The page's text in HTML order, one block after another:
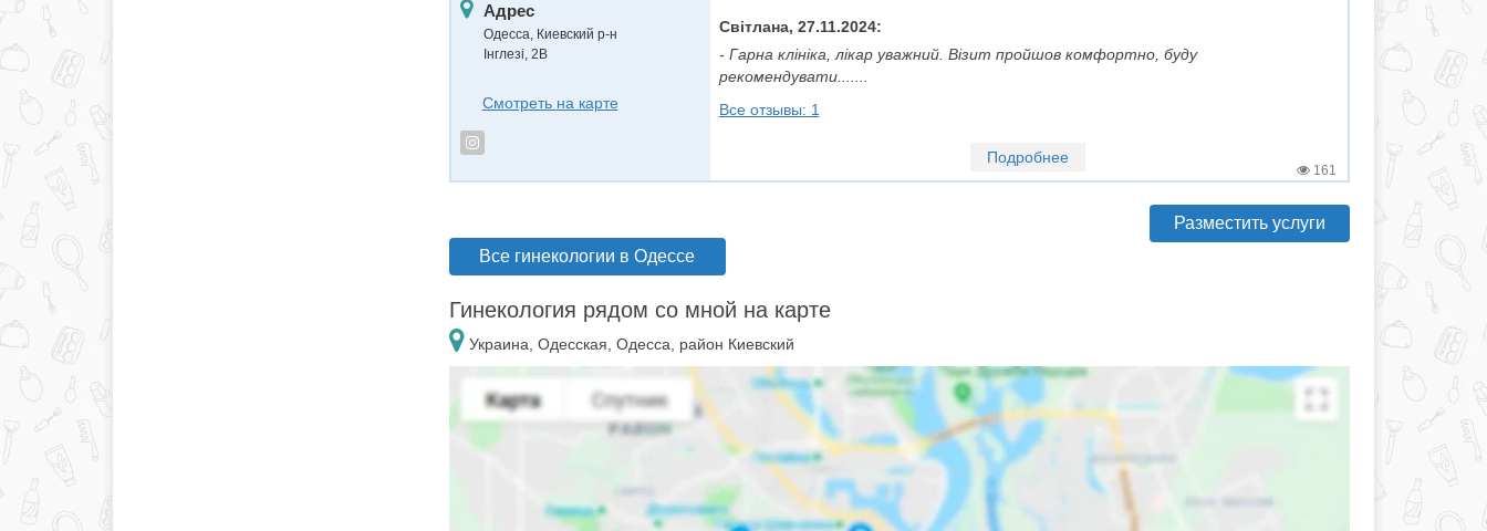
Адрес
Одесса, Киевский р-н
Інглезі, 2В
Смотреть на карте
Світлана, 27.11.2024:
- Гарна клініка, лікар уважний. Візит пройшов комфортно, буду
рекомендувати.......
Все отзывы: 1
Подробнее
161
Все гинекологии в Одессе
Разместить услуги
Гинекология рядом со мной на карте
Украина, Одесская, Одесса, район Киевский